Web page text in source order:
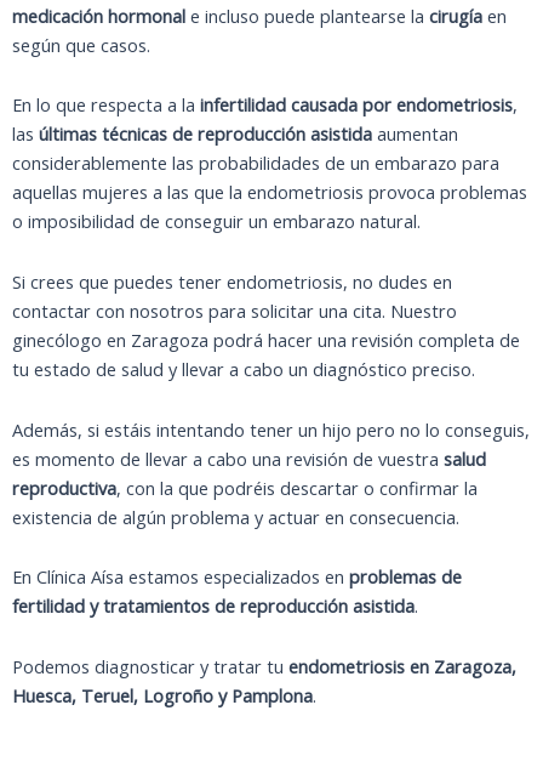
medicación hormonal e incluso puede plantearse la cirugía en
según que casos.
En lo que respecta a la infertilidad causada por endometriosis,
las últimas técnicas de reproducción asistida aumentan
considerablemente las probabilidades de un embarazo para
aquellas mujeres a las que la endometriosis provoca problemas
o imposibilidad de conseguir un embarazo natural.
Si crees que puedes tener endometriosis, no dudes en
contactar con nosotros para solicitar una cita. Nuestro
ginecólogo en Zaragoza podrá hacer una revisión completa de
tu estado de salud y llevar a cabo un diagnóstico preciso.
Además, si estáis intentando tener un hijo pero no lo conseguis,
es momento de llevar a cabo una revisión de vuestra salud
reproductiva, con la que podréis descartar o confirmar la
existencia de algún problema y actuar en consecuencia.
En Clínica Aísa estamos especializados en problemas de
fertilidad y tratamientos de reproducción asistida.
Podemos diagnosticar y tratar tu endometriosis en Zaragoza,
Huesca, Teruel, Logroño y Pamplona.